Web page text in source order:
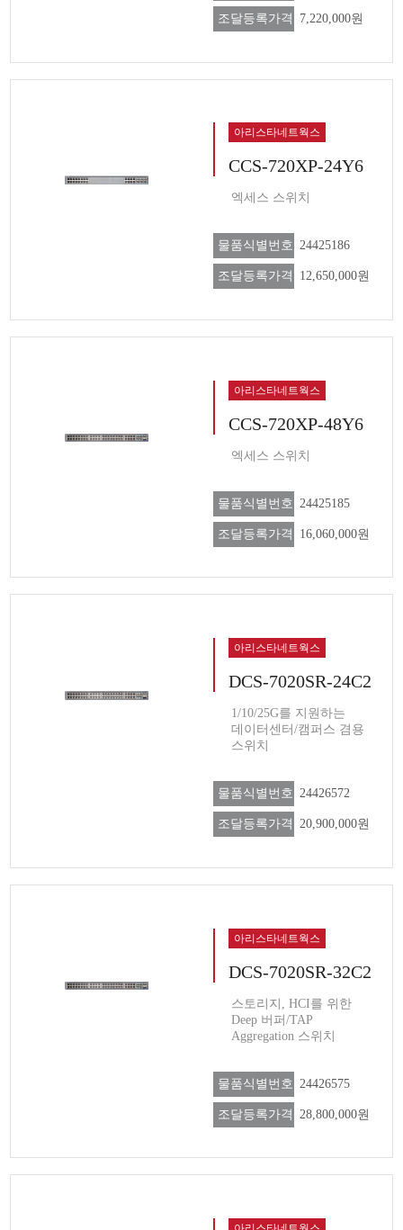
조달등록가격 7,220,000원
아리스타네트웍스
CCS-720XP-24Y6
엑세스 스위치
물품식별번호 24425186
조달등록가격 12,650,000원
아리스타네트웍스
CCS-720XP-48Y6
엑세스 스위치
물품식별번호 24425185
조달등록가격 16,060,000원
아리스타네트웍스
DCS-7020SR-24C2
1/10/25G를 지원하는
데이터센터/캠퍼스 겸용
스위치
물품식별번호 24426572
조달등록가격 20,900,000원
아리스타네트웍스
DCS-7020SR-32C2
스토리지, HCI를 위한
Deep 버퍼/TAP
Aggregation 스위치
물품식별번호 24426575
조달등록가격 28,800,000원